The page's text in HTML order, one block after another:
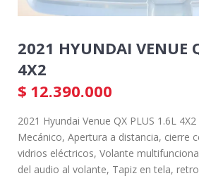
2021 HYUNDAI VENUE
4X2
$ 12.390.000
2021 Hyundai Venue QX PLUS 1.6L
Mecánico, Apertura a distancia, cierre
vidrios eléctricos, Volante
del audio al volante, Tapiz en tela,